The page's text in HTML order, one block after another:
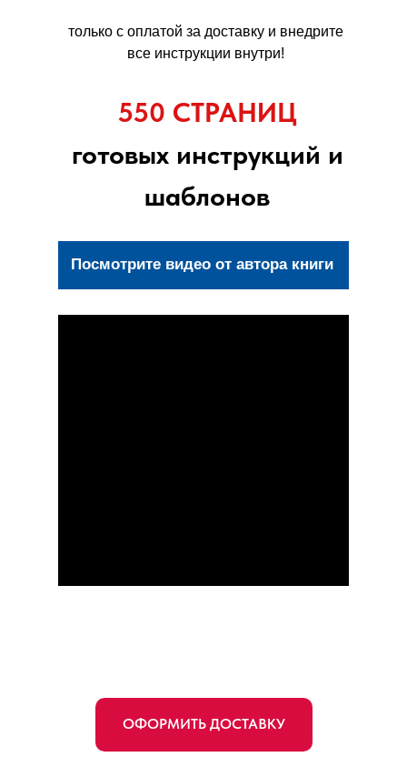
только с оплатой за доставкуи внедрите
все инструкции внутри!
550 СТРАНИЦ
готовых инструкций и
шаблонов
Посмотрите видео от автора книги
ОФОРМИТЬ ДОСТАВКУ